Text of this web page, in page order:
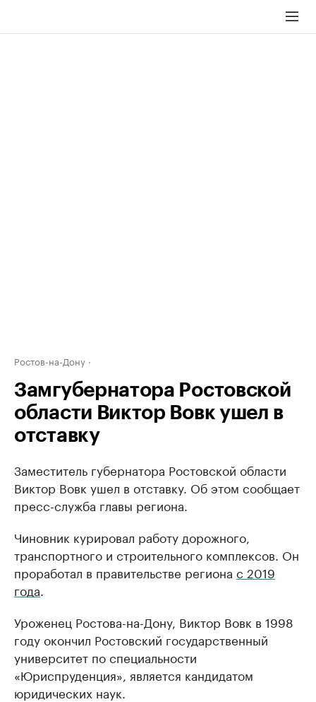
Ростов-на-Дону
Замгубернатора Ростовской
области Виктор Вовк ушел в
отставку
Заместитель губернатора Ростовской области
Виктор Вовк ушел в отставку. Об этом сообщает
пресс-служба главы региона.
Чиновник курировал работу дорожного,
транспортного и строительного комплексов. Он
проработал в правительстве региона с 2019
года
Уроженец Ростова-на-Дону, Виктор Вовк в 1998
году окончил Ростовский государственный
университет по специальности
«Юриспруденция», является кандидатом
юридических наук.